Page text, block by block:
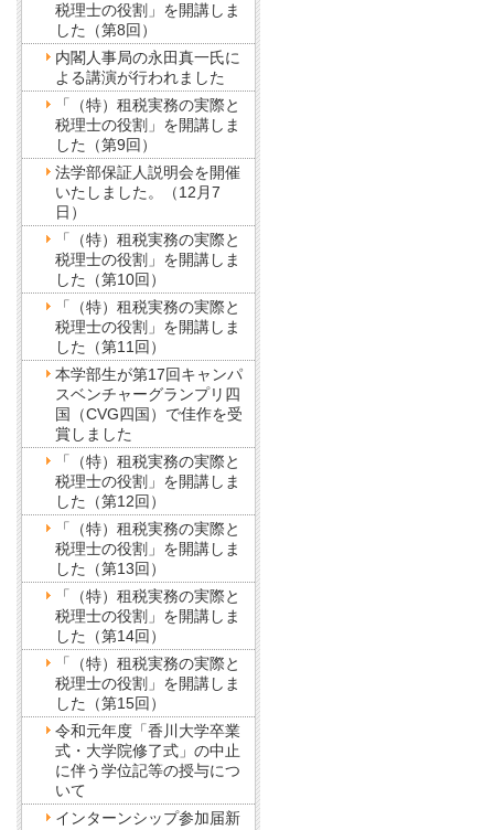
税理士の役割」を開講しま
した（第8回）
内閣人事局の永田真一氏に
よる講演が行われました
「（特）租税実務の実際と
税理士の役割」を開講しま
した（第9回）
法学部保証人説明会を開催
いたしました。（12月7
日）
「（特）租税実務の実際と
税理士の役割」を開講しま
した（第10回）
「（特）租税実務の実際と
税理士の役割」を開講しま
した（第11回）
本学部生が第17回キャンパ
スベンチャーグランプリ四
国（CVG四国）で佳作を受
賞しました
「（特）租税実務の実際と
税理士の役割」を開講しま
した（第12回）
「（特）租税実務の実際と
税理士の役割」を開講しま
した（第13回）
「（特）租税実務の実際と
税理士の役割」を開講しま
した（第14回）
「（特）租税実務の実際と
税理士の役割」を開講しま
した（第15回）
令和元年度「香川大学卒業
式・大学院修了式」の中止
に伴う学位記等の授与につ
いて
インターンシップ参加届新